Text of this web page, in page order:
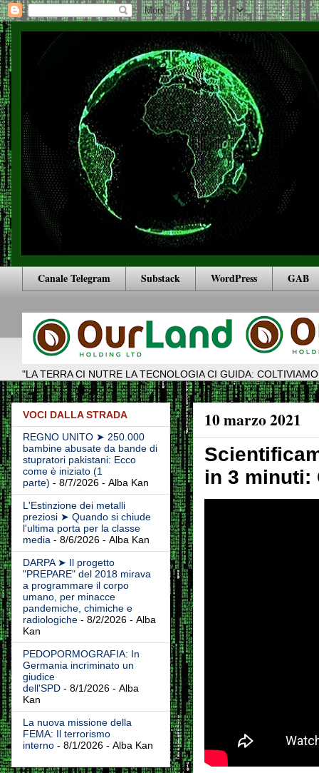
Canale Telegram Substack WordPress GAB
"LA TERRA CI NUTRE LA TECNOLOGIA CI GUIDA:
10 marzo 2021
in 3 minuti:
VOCI DALLA STRADA
REGNO UNITO ➤ 250.000
bambine abusate da bande di
stupratori pakistani: Ecco
come è iniziato (1
parte) - 8/7/2026 - Alba Kan
L'Estinzione dei metalli
preziosi ➤ Quando si chiude
l'ultima porta per la classe
media - 8/6/2026 - Alba Kan
DARPA ➤ Il progetto
"PREPARE" del 2018 mirava
a programmare il corpo
umano, per minacce
pandemiche, chimiche e
radiologiche - 8/2/2026 - Alba
Kan
PEDOPORMOGRAFIA: In
Germania incriminato un
giudice
dell'SPD - 8/1/2026 - Alba
Kan
La nuova missione della
FEMA: Il terrorismo
interno - 8/1/2026 - Alba Kan